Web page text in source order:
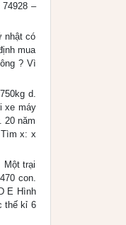
–
nhật có
mua
? Vì
d.
xe máy
20 năm
x: x
Một trại
con.
E Hình
thế kỉ 6